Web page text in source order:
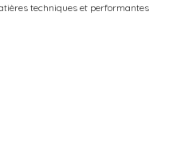
techniques et performantes